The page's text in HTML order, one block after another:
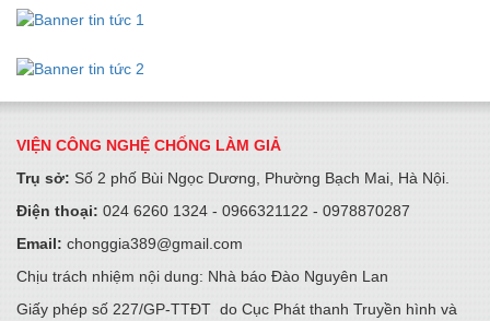
dục tài chính đến hơn 490 trường học trên cả nước
Tiếp tục phát động cuộc thi Samsung Solve For Tomorrow
2026 tại khu vực miền Trung
15/05/2026
Không chỉ bảo hiểm tương lai - Prudential Việt Nam còn dạy
trẻ “tự chủ tài chính” từ hôm nay
14/05/2026
VIỆN CÔNG NGHỆ CHỐNG LÀM GIẢ
Trụ sở: Số 2 phố Bùi Ngọc Dương, Phường Bạch Mai, Hà Nội.
Điện thoại: 024 6260 1324 - 0966321122 - 0978870287
Email: chonggia389@gmail.com
Chịu trách nhiệm nội dung: Nhà báo Đào Nguyên Lan
Giấy phép số 227/GP-TTĐT do Cục Phát thanh Truyền hình và